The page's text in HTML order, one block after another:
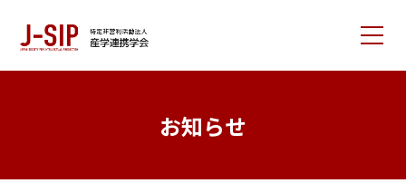
お知らせ